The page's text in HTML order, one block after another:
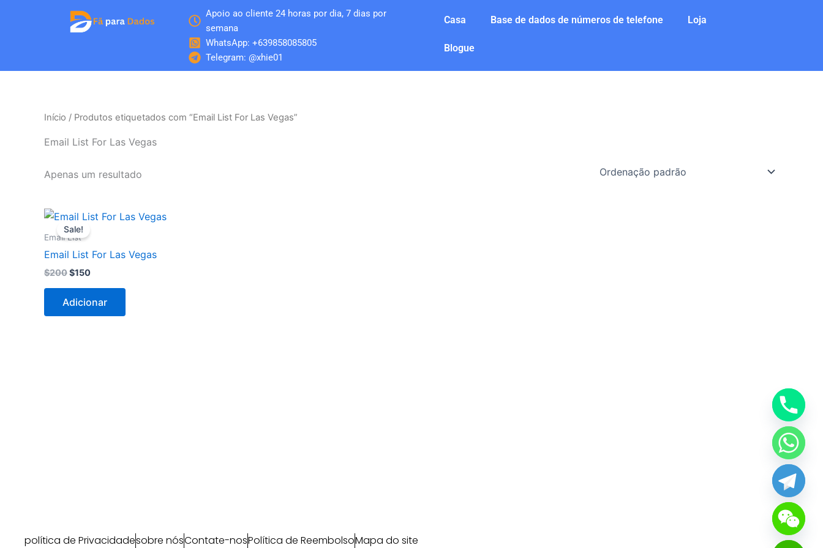
Apoio ao cliente 24 horas por dia, 7 dias por
semana
WhatsApp: +639858085805
Telegram: @xhie01
Casa Base de dados de números de telefone Loja
Blogue
Início / Produtos etiquetados com “Email List For Las Vegas”
Email List For Las Vegas
Apenas um resultado
Sale!
Email List
Email List For Las Vegas
$200
O
preço
original
$200.
$150
O
preço
$150.
Adicionar
política de Privacidadesobre nósContate-nosPolítica de ReembolsoMapa do site